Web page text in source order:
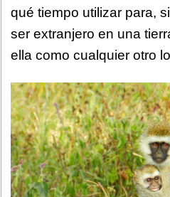
qué tiempo utilizar para,
ser extranjero en una
ella como cualquier otro